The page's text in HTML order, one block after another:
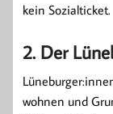
kein Sozialticket.
2. Der
wohnen und